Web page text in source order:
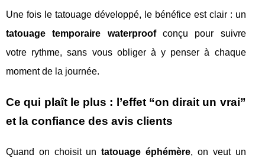
Une fois le tatouage développé, le bénéfice est clair : un
tatouage temporaire waterproofconçu pour suivre
votre rythme, sans vous obliger à y penser à chaque
moment de la journée.
Ce qui plaît le plus : l’effet “on dirait un vrai”
et la confiance des avis clients
Quand on choisit untatouage éphémère, on veut un